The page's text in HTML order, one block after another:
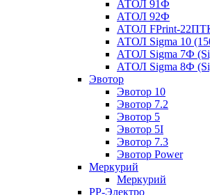
АТОЛ 91Ф
АТОЛ 92Ф
АТОЛ FPrint-
АТОЛ Sigma 10
АТОЛ Sigma 7Ф
АТОЛ Sigma 8Ф
Эвотор
Эвотор 10
Эвотор 7.2
Эвотор 5
Эвотор 5I
Эвотор 7.3
Эвотор Power
Меркурий
Меркурий
РР-Электро